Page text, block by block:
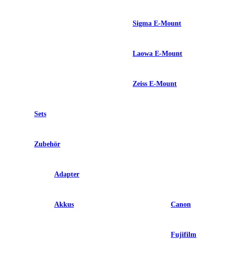
Sigma E-Mount
Laowa E-Mount
Zeiss E-Mount
Sets
Zubehör
Adapter
Akkus Canon
Fujifilm